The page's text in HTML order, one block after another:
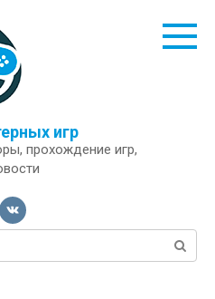
игр
прохождение игр,